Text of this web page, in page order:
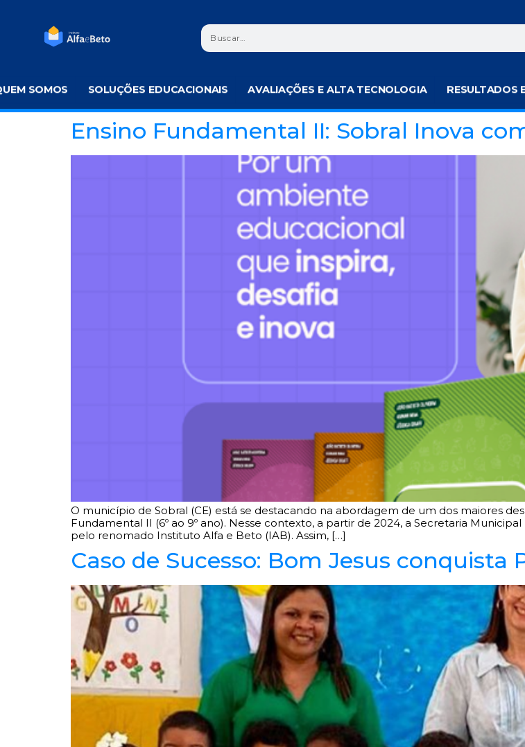
SOMOS SOLUÇÕES EDUCACIONAIS AVALIAÇÕES E ALTA TECNOLOGIA RESULTADOS
Ensino Fundamental II: Sobral Inova
O município de Sobral (CE) está se destacando na abordagem de um dos maiores
Fundamental II (6º ao 9º ano). Nesse contexto, a partir de 2024, a Secretaria
pelo renomado Instituto Alfa e Beto (IAB). Assim, […]
Caso de Sucesso: Bom Jesus